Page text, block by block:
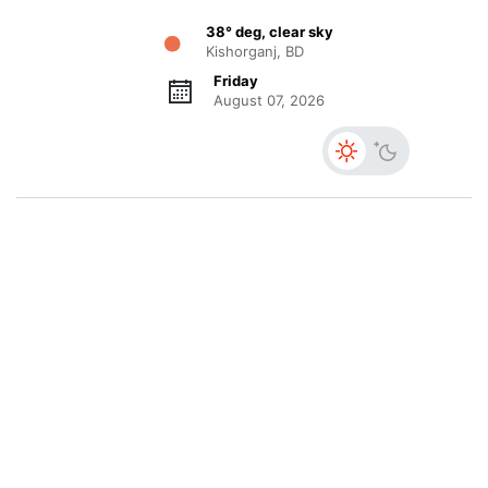
38° deg, clear sky
Kishorganj, BD
Friday
August 07, 2026